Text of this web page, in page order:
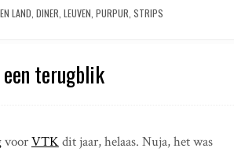
LAND DINER LEUVEN PURPUR STRIPS
terugblik
voorVTKdit jaar, helaas. Nuja, het was